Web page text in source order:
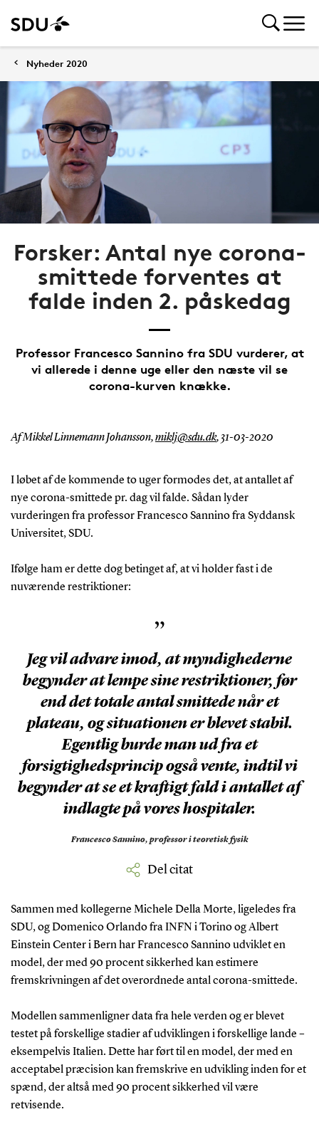
Nyheder 2020
Forsker: Antal nye corona-
smittede forventes at
falde inden 2. påskedag
Professor Francesco Sannino fra SDU vurderer, at
vi allerede i denne uge eller den næste vil se
corona-kurven knække.
Af Mikkel Linnemann Johansson,miklj@sdu.dk, 31-03-2020
I løbet af de kommende to uger formodes det, at antallet af
nye corona-smittede pr. dag vil falde. Sådan lyder
vurderingen fra professor Francesco Sannino fra Syddansk
Universitet, SDU.
Ifølge ham er dette dog betinget af, at vi holder fast i de
nuværende restriktioner:
”
Jeg vil advare imod, at myndighederne
begynder at lempe sine restriktioner, før
end det totale antal smittede når et
plateau, og situationen er blevet stabil.
Egentlig burde man ud fra et
forsigtighedsprincip også vente, indtil vi
begynder at se et kraftigt fald i antallet af
indlagte på vores hospitaler.
Francesco Sannino, professor i teoretisk fysik
Del citat
Sammen med kollegerne Michele Della Morte, ligeledes fra
SDU, og Domenico Orlando fra INFN i Torino og Albert
Einstein Center i Bern har Francesco Sannino udviklet en
model, der med 90 procent sikkerhed kan estimere
fremskrivningen af det overordnede antal corona-smittede.
Modellen sammenligner data fra hele verden og er blevet
testet på forskellige stadier af udviklingen i forskellige lande –
eksempelvis Italien. Dette har ført til en model, der med en
acceptabel præcision kan fremskrive en udvikling inden for et
spænd, der altså med 90 procent sikkerhed vil være
retvisende.